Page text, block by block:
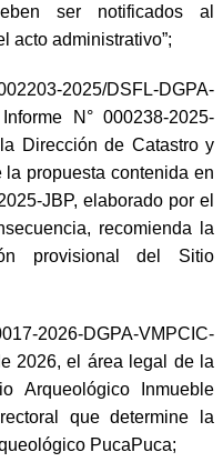
ser notificados al
acto administrativo”;
2025/DSFL-DGPA-
N° 000238-2025-
Dirección de Catastro y
propuesta contenida en
JBP, elaborado por el
recomienda la
provisional del Sitio
2026-DGPA-VMPCIC-
2026, el área legal de la
Arqueológico Inmueble
que determine la
PucaPuca;